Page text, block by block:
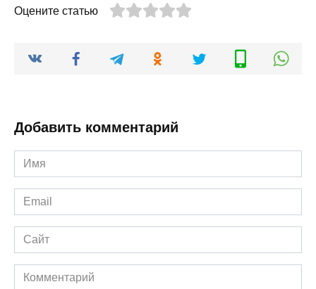
Оцените статью
Добавить комментарий
Имя
*
Email
*
Сайт
Комментарий